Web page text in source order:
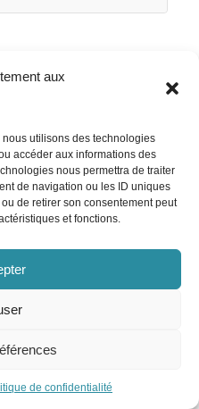
aux
utilisons des technologies
accéder aux informations des
nous permettra de traiter
de navigation ou les ID uniques
de retirer son consentement peut
et fonctions.
de confidentialité